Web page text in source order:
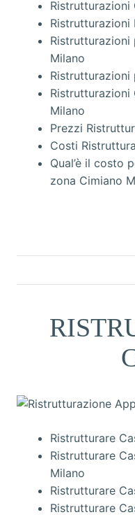
Ristrutturazioni
Ristrutturazioni
Ristrutturazioni
Milano
Ristrutturazioni
Ristrutturazioni
Milano
Prezzi
Costi
Qual’è il costo
zona Cimiano
Ristrutturare
Ristrutturare
Milano
Ristrutturare
Ristrutturare